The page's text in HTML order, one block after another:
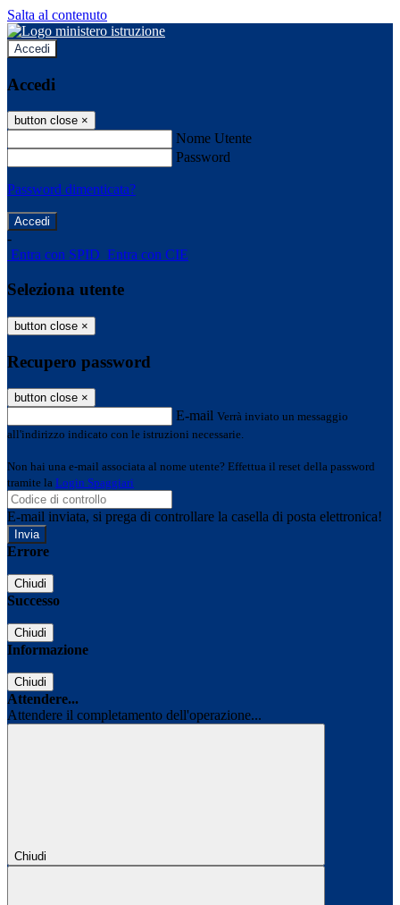
Salta al contenuto
Accedi
Accedi
button close ×
Nome Utente
Password
Password dimenticata?
-
Entra con SPID Entra con CIE
Seleziona utente
button close ×
Recupero password
button close ×
E-mail Verrà inviato un messaggio
all'indirizzo indicato con le istruzioni necessarie.
Non hai una e-mail associata al nome utente? Effettua il reset della password
tramite la Login Spaggiari
E-mail inviata, si prega di controllare la casella di posta elettronica!
Errore
Chiudi
Successo
Chiudi
Informazione
Chiudi
Attendere...
Attendere il completamento dell'operazione...
Chiudi